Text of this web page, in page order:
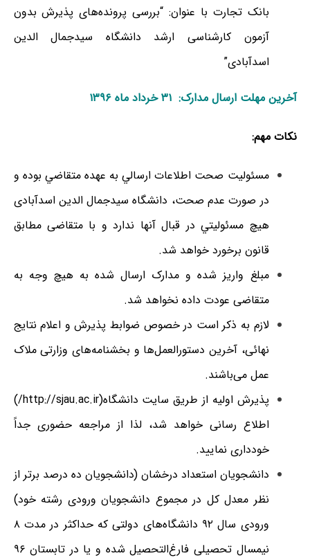
بانک تجارت با عنوان: “بررسی پرونده‌های پذیرش بدون
آزمون کارشناسی ارشد دانشگاه سیدجمال الدین
اسدآبادی”
آخرین مهلت ارسال مدارک: ۳۱ خرداد ماه ۱۳۹۶
نکات مهم:
مسئولیت صحت اﻃﻼﻋﺎت ارﺳﺎﻟﻲ ﺑﻪ ﻋﻬﺪه ﻣﺘﻘﺎﺿﻲ ﺑﻮده و
در ﺻﻮرت ﻋﺪم ﺻﺤﺖ، داﻧﺸﮕﺎه سیدجمال الدین اسدآبادی
ﻫﻴﭻ ﻣﺴئوﻟﻴﺘﻲ در قبال آنها ندارد و با متقاضی مطابق
قانون برخورد خواهد شد.
مبلغ واریز شده و ﻣﺪارک ارسال شده به هیچ وجه به
متقاضی ﻋﻮدت داده ﻧﺨﻮاﻫﺪ شد.
لازم به ذکر است در خصوص ضوابط پذیرش و اعلام نتایج
نهائی، آخرین دستورالعمل‌ها و بخشنامه‌های وزارتی ملاک
عمل می‌باشند.
پذیرش اولیه از طریق سایت دانشگاه(http://sjau.ac.ir
/)
اطلاع رسانی خواهد شد، لذا از مراجعه حضوری جداً
خودداری نمایید.
دانشجویان استعداد درخشان (دانشجویان ده درصد برتر از
نظر معدل کل در مجموع دانشجویان ورودی رشته خود)
ورودی سال ۹۲ دانشگاه‌های دولتی که حداکثر در مدت ۸
نیمسال تحصیلی فارغ‌التحصیل شده و یا در تابستان ۹۶